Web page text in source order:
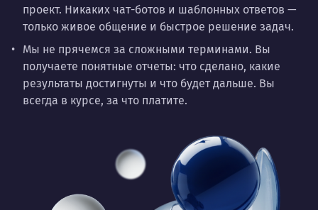
проект. Никаких чат-ботов и шаблонных ответов —
только живое общение и быстрое решение задач.
Мы не прячемся за сложными терминами. Вы
получаете понятные отчеты: что сделано, какие
результаты достигнуты и что будет дальше. Вы
всегда в курсе, за что платите.